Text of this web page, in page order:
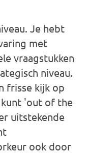
Je hebt
met
vraagstukken
niveau.
frisse kijk op
'out of the
uitstekende
ook door